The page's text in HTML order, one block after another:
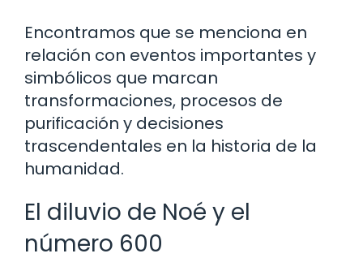
Encontramos que se menciona en
relación con eventos importantes y
simbólicos que marcan
transformaciones, procesos de
purificación y decisiones
trascendentales en la historia de la
humanidad.
El diluvio de Noé y el
número 600